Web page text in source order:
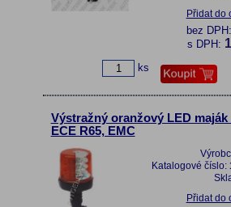
Přidat do
bez
s DPH:
ks
Výstražný oranžový LED maják
ECE R65, EMC
Katalogové číslo:
Přidat do